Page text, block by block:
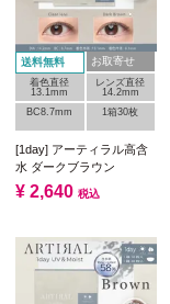
送料無料 お取寄せ
着色直径
13.1mm
レンズ直径
14.2mm
BC8.7mm
1箱30枚
[1day] アーティラル高含
水 ダークブラウン
¥ 2,640 税込